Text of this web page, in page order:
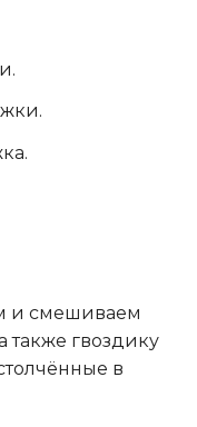
и смешиваем
также гвоздику
в